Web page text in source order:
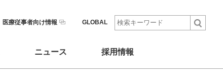
ニュース 採用情報
医療従事者向け情報 GLOBAL